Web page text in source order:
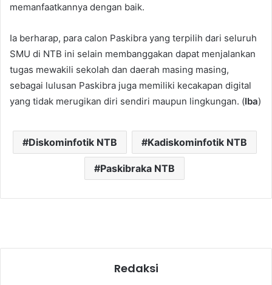
memanfaatkannya dengan baik.
Ia berharap, para calon Paskibra yang terpilih dari seluruh
SMU di NTB ini selain membanggakan dapat menjalankan
tugas mewakili sekolah dan daerah masing masing,
sebagai lulusan Paskibra juga memiliki kecakapan digital
yang tidak merugikan diri sendiri maupun lingkungan. (Iba)
Diskominfotik NTB Kadiskominfotik NTB
Paskibraka NTB
Redaksi